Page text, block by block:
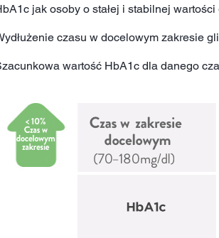
jak osoby o stałej i stabilnej
czasu w docelowym zakresie
wartość HbA1c dla danego